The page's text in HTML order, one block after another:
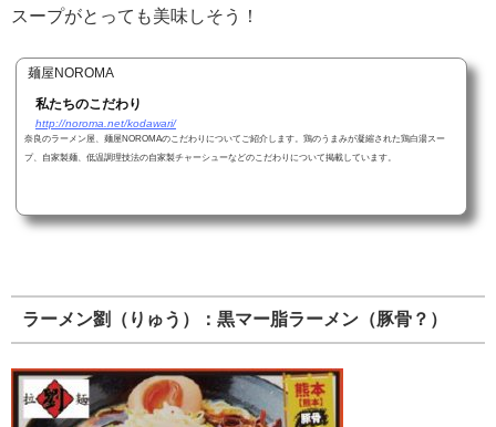
スープがとっても美味しそう！
麺屋NOROMA
私たちのこだわり
http://noroma.net/kodawari/
奈良のラーメン屋、麺屋NOROMAのこだわりについてご紹介します。鶏のうまみが凝縮された鶏白湯スー
プ、自家製麺、低温調理技法の自家製チャーシューなどのこだわりについて掲載しています。
ラーメン劉（りゅう）：黒マー脂ラーメン（豚骨？）